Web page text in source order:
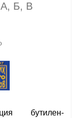
Б, В
бутилен-